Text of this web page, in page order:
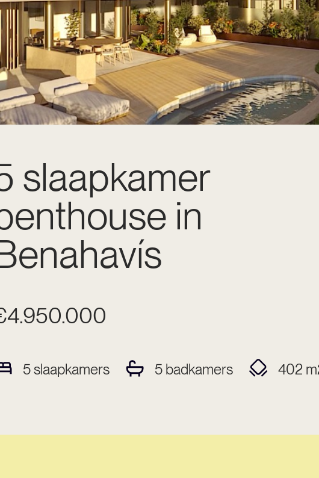
slaapkamer
in
5slaapkamers 5badkamers 402